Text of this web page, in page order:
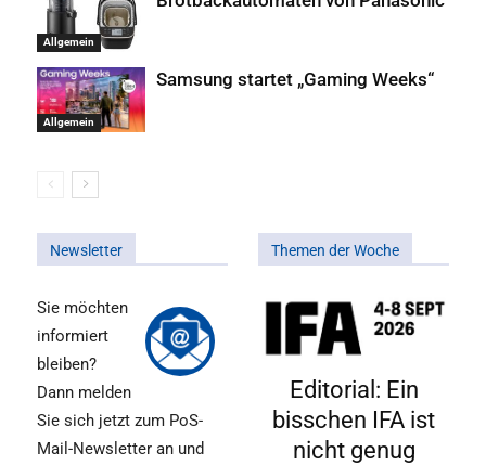
Allgemein
Allgemein
Samsung startet „Gaming Weeks“
Newsletter
Sie möchten
informiert
bleiben?
Dann melden
Sie sich jetzt zum PoS-
Mail-Newsletter an und
Themen der Woche
Editorial: Ein
bisschen IFA ist
nicht genug